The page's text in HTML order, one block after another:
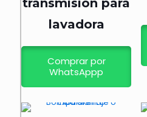
transmisión para
lavadora
Comprar por
WhatsAppp